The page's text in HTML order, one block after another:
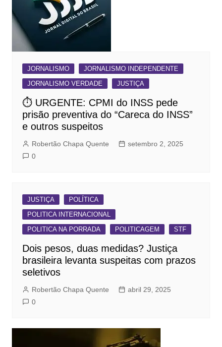
JORNALISMO
JORNALISMO INDEPENDENTE
JORNALISMO VERDADE
JUSTIÇA
⏱ URGENTE: CPMI do INSS pede
prisão preventiva do “Careca do INSS”
e outros suspeitos
Robertão Chapa Quente
setembro 2, 2025
0
JUSTIÇA
POLÍTICA
POLITICA INTERNACIONAL
POLITICA NA PORRADA
POLITICAGEM STF
Dois pesos, duas medidas? Justiça
brasileira levanta suspeitas com prazos
seletivos
Robertão Chapa Quente
abril 29, 2025
0